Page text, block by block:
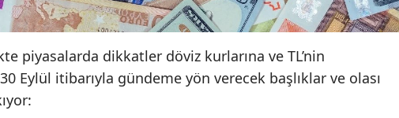
piyasalarda dikkatler döviz kurlarına ve TL’nin
Eylül itibarıyla gündeme yön verecek başlıklar ve olası